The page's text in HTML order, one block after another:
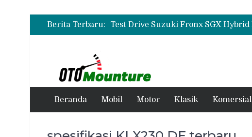
Berita Terbaru:
Beranda Mobil Motor Klasik Komersial